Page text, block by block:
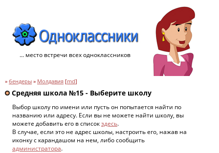
... место встречи всех одноклассников
» бендеры » Молдавия [md]
Средняя школа №15 - Выберите школу
Выбор школу по имени или пусть он попытается найти по
названию или адресу. Если вы не можете найти школу, вы
можете добавить его в списокздесь.
В случае, если это не адрес школы, настроить его, нажав на
иконку с карандашом на нем, либо сообщить
администратора.